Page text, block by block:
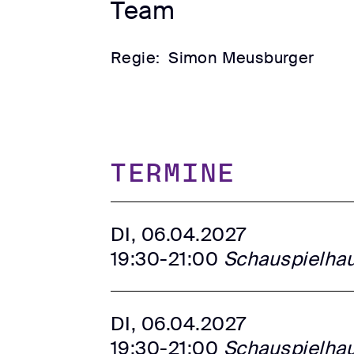
Team
Regie: Simon Meusburger
TERMINE
DI, 06.04.2027
19:30-21:00
DI, 06.04.2027
19:30-21:00